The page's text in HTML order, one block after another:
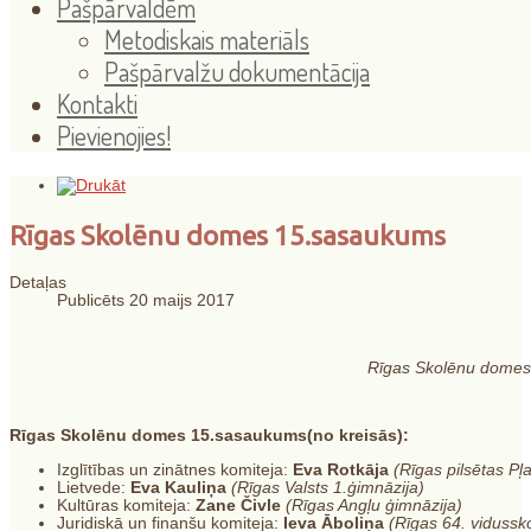
Pašpārvaldēm
Metodiskais materiāls
Pašpārvalžu dokumentācija
Kontakti
Pievienojies!
Rīgas Skolēnu domes 15.sasaukums
Detaļas
Publicēts 20 maijs 2017
Rīgas Skolēnu
Rīgas Skolēnu domes 15.sasaukums(no kreisās):
Izglītības un zinātnes komiteja: Eva Rotkāja (Rīgas pilsētas
Lietvede: Eva Kauliņa (Rīgas Valsts 1.ģimnāzija)
Kultūras komiteja: Zane Čivle (Rīgas Angļu ģimnāzija)
Juridiskā un finanšu komiteja: Ieva Āboliņa (Rīgas 64.